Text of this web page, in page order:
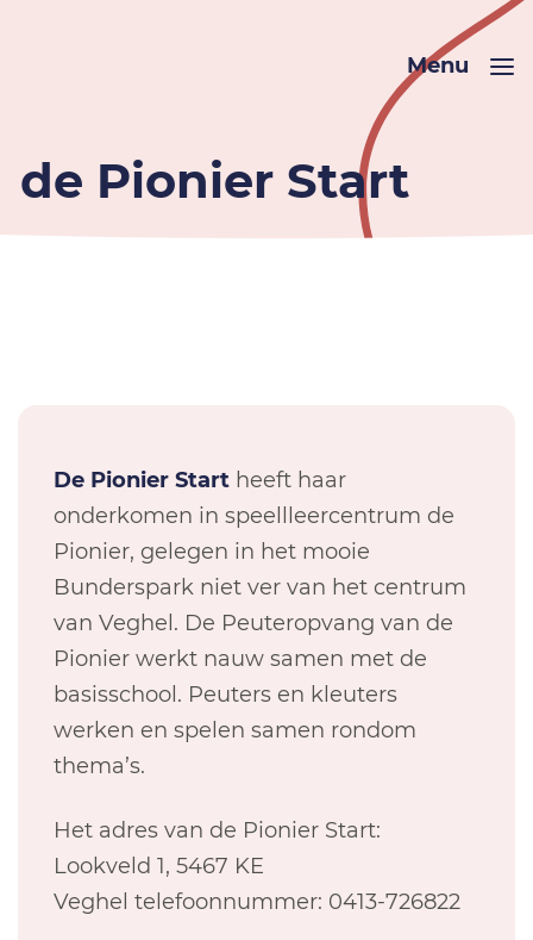
Menu
de Pionier Start
De Pionier Start heeft haar
onderkomen in speellleercentrum de
Pionier, gelegen in het mooie
Bunderspark niet ver van het centrum
van Veghel. De Peuteropvang van de
Pionier werkt nauw samen met de
basisschool. Peuters en kleuters
werken en spelen samen rondom
thema’s.
Het adres van de Pionier Start:
Lookveld 1, 5467 KE
Veghel telefoonnummer: 0413-726822